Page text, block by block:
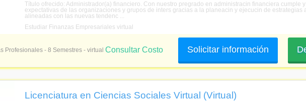
Título ofrecido: Administrador(a) financiero. Con nuestro pregrado en administracin financiera cumple
expectativas de las organizaciones y grupos de inters gracias a la planeacin y ejecucin de estrategias
alineadas con las nuevas tendenc ...
Estudiar Finanzas Empresariales virtual
Profesionales - 8 Semestres - virtual Solicitar información
Consultar Costo
Licenciatura en Ciencias Sociales Virtual (Virtual)